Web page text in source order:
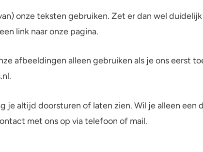
onze teksten gebruiken. Zet er dan wel
link naar onze pagina.
afbeeldingen alleen gebruiken als je ons eerst
je altijd doorsturen of laten zien. Wil je alleen een
met ons op via telefoon of mail.